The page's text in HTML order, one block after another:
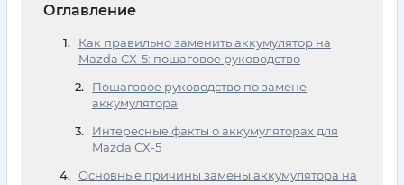
Оглавление
Как правильно заменить аккумулятор на
Mazda CX-5: пошаговое руководство
Пошаговое руководство по замене
аккумулятора
Интересные факты о аккумуляторах для
Mazda CX-5
Основные причины замены аккумулятора на